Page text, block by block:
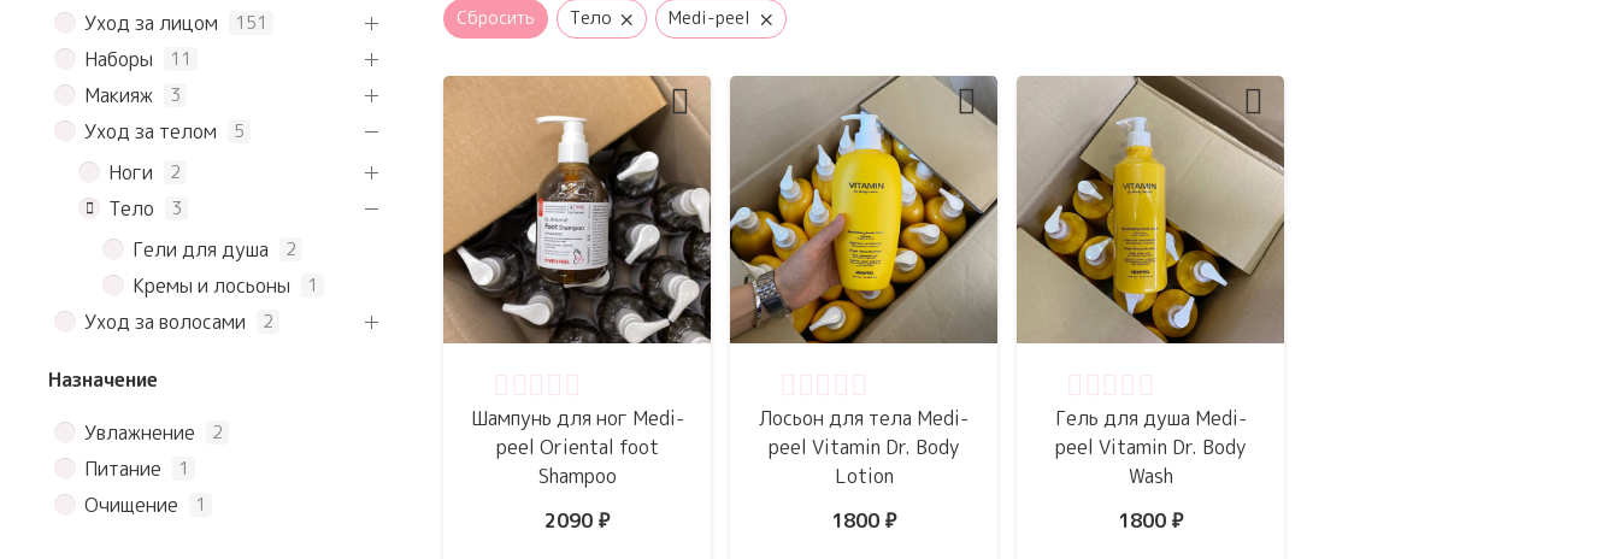
Уход за лицом 151
Наборы 11
Макияж 3
Уход за телом 5
Ноги 2
Тело 3
Гели для душа 2
Кремы и лосьоны 1
Уход за волосами 2
Назначение
Увлажнение
2
Питание 1
Очищение 1
Сбросить Тело × Medi-peel ×
Шампунь для ног Medi-
peel Oriental foot
Shampoo
2090 ₽
Лосьон для тела Medi-
peel Vitamin Dr. Body
Lotion
1800 ₽
Гель для душа Medi-
peel Vitamin Dr. Body
Wash
1800 ₽